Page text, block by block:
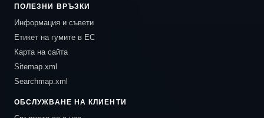
ПОЛЕЗНИ ВРЪЗКИ
Информация и съвети
Етикет на гумите в ЕС
Карта на сайта
Sitemap.xml
Searchmap.xml
ОБСЛУЖВАНЕ НА КЛИЕНТИ